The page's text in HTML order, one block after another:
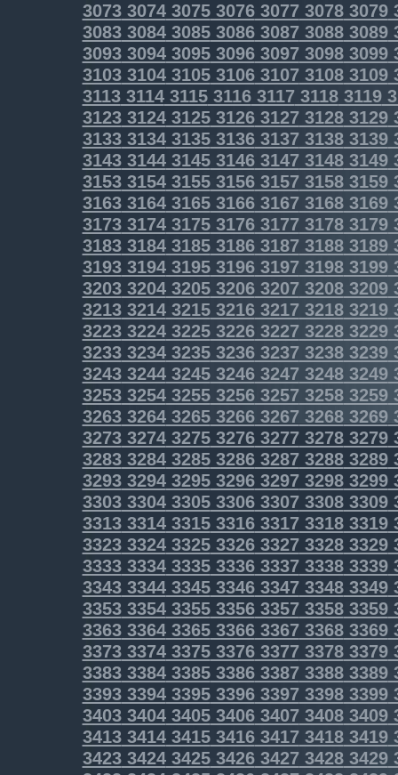
3073307430753076307730783079
3083308430853086308730883089
3093309430953096309730983099
3103310431053106310731083109
3113311431153116311731183119
3123312431253126312731283129
3133313431353136313731383139
3143314431453146314731483149
31533154315531563157 31583159
31633164316531663167 31683169
3173317431753176317731783179
31833184318531863187 31883189
31933194319531963197 31983199
32033204320532063207 32083209
32133214321532163217 32183219
32233224322532263227 32283229
32333234323532363237 32383239
32433244324532463247 32483249
32533254325532563257 32583259
32633264326532663267 32683269
3273327432753276327732783279
3283328432853286328732883289
3293329432953296329732983299
3303330433053306330733083309
3313331433153316331733183319
3323332433253326332733283329
3333333433353336333733383339
3343334433453346334733483349
3353335433553356335733583359
3363336433653366336733683369
3373337433753376337733783379
3383338433853386338733883389
3393339433953396339733983399
3403340434053406340734083409
3413341434153416341734183419
3423342434253426342734283429